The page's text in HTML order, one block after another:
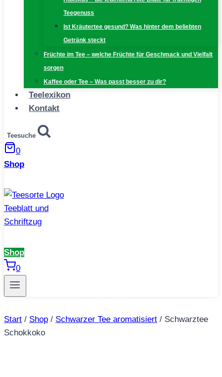
Teegenuss
Ist Kräutertee gesund? Was hinter dem beliebten
Getränk steckt
Früchte im Tee – welche Früchte für Geschmack und Vielfalt
sorgen
Kaffee oder Tee – Was passt besser zu dir?
Teelexikon
Kontakt
Teesuche
0
Shop
Shop
0
Start / Shop / Schwarzer Tee aromatisiert / Schwarztee
Schokkoko